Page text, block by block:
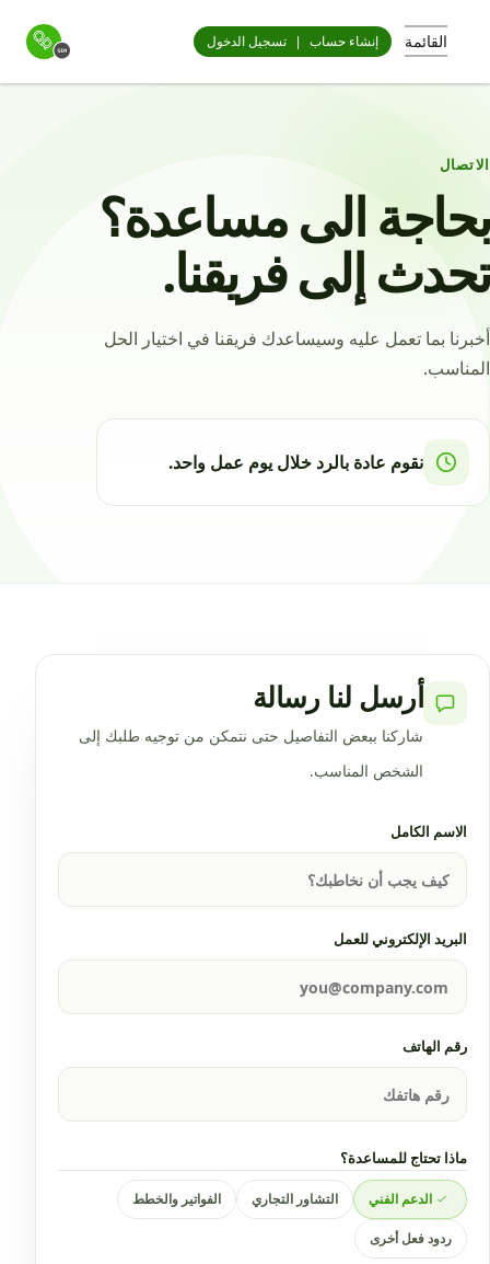
إنشاء حساب تسجيل الدخول القائمة
الاتصال
بحاجة الى مساعدة؟
تحدث إلى فريقنا.
أخبرنا بما تعمل عليه وسيساعدك فريقنا في اختيار الحل
المناسب.
نقوم عادة بالرد خلال يوم عمل واحد.
أرسل لنا رسالة
شاركنا ببعض التفاصيل حتى نتمكن من توجيه طلبك إلى
الشخص المناسب.
الاسم الكامل
البريد الإلكتروني للعمل
رقم الهاتف
ماذا تحتاج للمساعدة؟
الدعم الفني التشاور التجاري الفواتير والخطط
ردود فعل أخرى